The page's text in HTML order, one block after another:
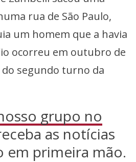
rua de São Paulo,
um homem que a havia
ocorreu em outubro de
do segundo turno da
grupo no
as notícias
em primeira mão.